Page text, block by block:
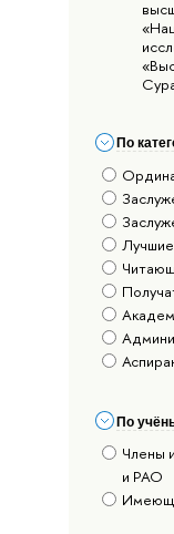
По
По
Члены
и РАО